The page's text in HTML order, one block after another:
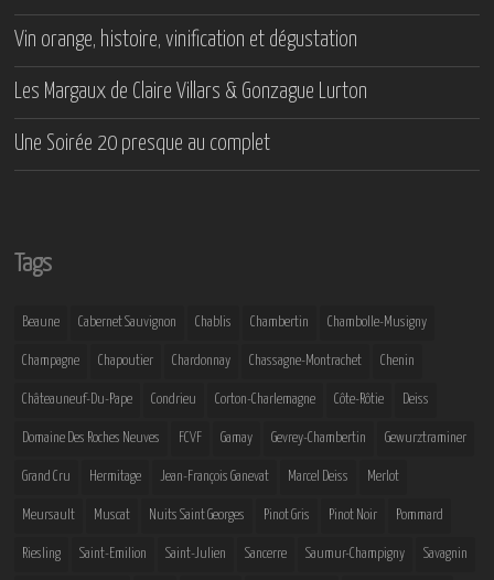
Vin orange, histoire, vinification et dégustation
Les Margaux de Claire Villars & Gonzague Lurton
Une Soirée 20 presque au complet
Tags
Beaune Cabernet Sauvignon Chablis Chambertin Chambolle-Musigny
Champagne Chapoutier Chardonnay Chassagne-Montrachet Chenin
Châteauneuf-Du-Pape Condrieu Corton-Charlemagne Côte-Rôtie Deiss
Domaine Des Roches Neuves FCVF Gamay Gevrey-Chambertin Gewurztraminer
Grand Cru Hermitage Jean-François Ganevat Marcel Deiss Merlot
Meursault Muscat Nuits Saint Georges Pinot Gris Pinot Noir Pommard
Riesling Saint-Emilion Saint-Julien Sancerre Saumur-Champigny Savagnin